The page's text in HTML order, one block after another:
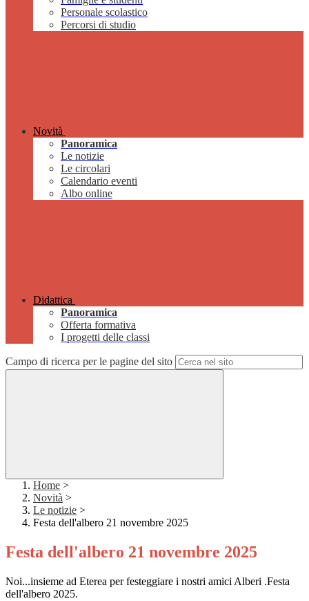
Personale scolastico
Percorsi di studio
Novità
Panoramica
Le notizie
Le circolari
Calendario eventi
Albo online
Didattica
Panoramica
Offerta formativa
I progetti delle classi
Campo di ricerca per le pagine del sito
Home >
Novità >
Le notizie >
Festa dell'albero 21 novembre 2025
Festa dell'albero 21 novembre 2025
Noi...insieme ad Eterea per festeggiare i nostri amici Alberi .Festa
dell'albero 2025.